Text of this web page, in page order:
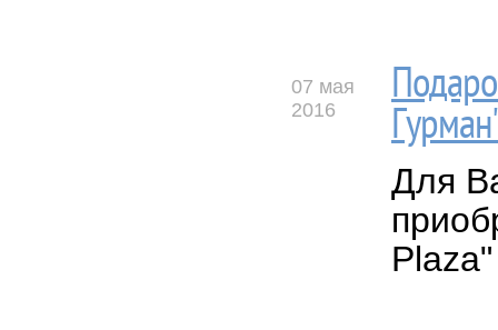
07 мая
2016
Для